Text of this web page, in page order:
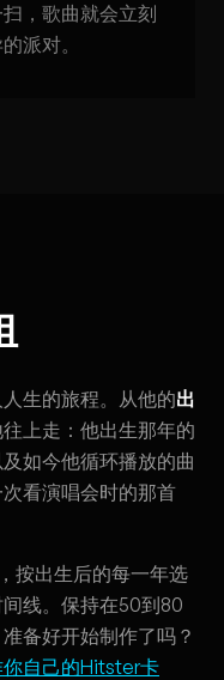
，歌曲就会立刻
派对。
生的旅程。从他的出
上走：他出生那年的
如今他循环播放的曲
看演唱会时的那首
按出生后的每一年选
线。保持在50到80
备好开始制作了吗？
自己的Hitster卡